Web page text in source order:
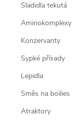
Sladidla tekutá
Aminokomplexy
Konzervanty
Sypké přísady
Lepidla
Směs na boilies
Atraktory